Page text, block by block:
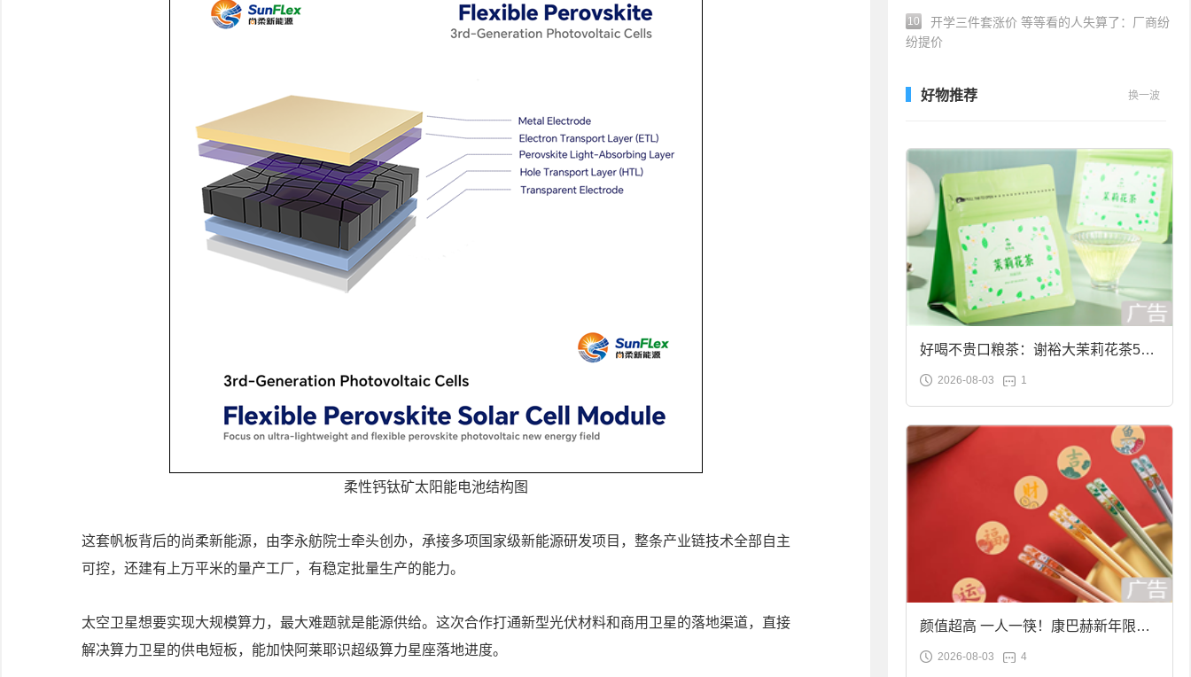
柔性钙钛矿太阳能电池结构图
这套帆板背后的尚柔新能源，由李永舫院士牵头创办，承接多项国家级新能源研发项目，整条产业链技术全部自主
可控，还建有上万平米的量产工厂，有稳定批量生产的能力。
太空卫星想要实现大规模算力，最大难题就是能源供给。这次合作打通新型光伏材料和商用卫星的落地渠道，直接
解决算力卫星的供电短板，能加快阿莱耶识超级算力星座落地进度。
10
开学三件套涨价 等等看的人失算了：厂商纷
纷提价
好物推荐 换一波
好喝不贵口粮茶：谢裕大茉莉花茶50g
袋装9.9元到手
2026-08-03 1
颜值超高 一人一筷！康巴赫新年限定
合金筷子大促：19.9元
2026-08-03 4